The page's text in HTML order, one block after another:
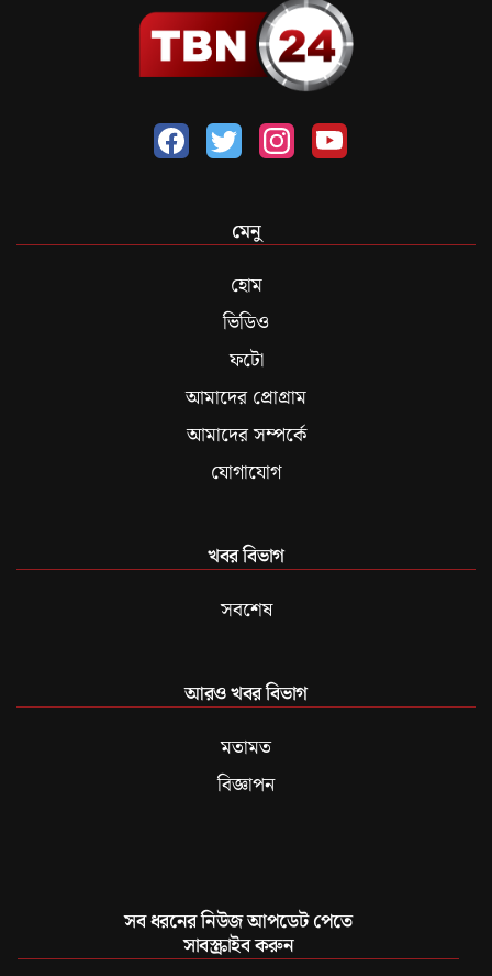
মেনু
হোম
ভিডিও
ফটো
আমাদের প্রোগ্রাম
আমাদের সম্পর্কে
যোগাযোগ
খবর বিভাগ
সবশেষ
আরও খবর বিভাগ
মতামত
বিজ্ঞাপন
সব ধরনের নিউজ আপডেট পেতে
সাবস্ক্রাইব করুন